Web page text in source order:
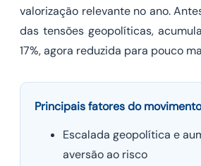
valorização relevante no ano.
das tensões geopolíticas,
17%, agora reduzida para pouco
Principais fatores do movimento
Escalada geopolítica e
aversão ao risco